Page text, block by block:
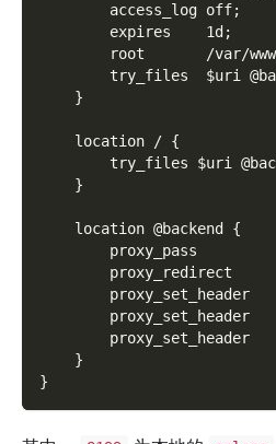
        access_log off;
        expires    1d;
root       /var/
try_files  $uri
    }
    location / {
try_files $uri
    }
    location @backend {
proxy_pass
proxy_redirect
proxy_set_header
proxy_set_header
proxy_set_header
    }
}